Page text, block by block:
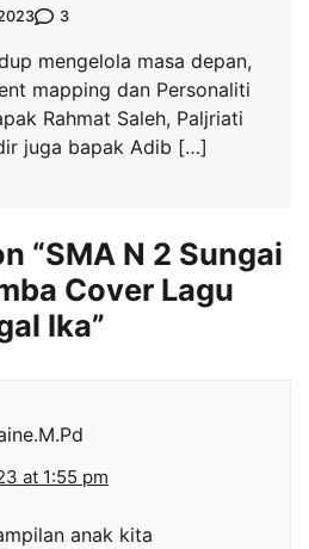
3
mengelola masa depan,
mapping dan Personaliti
Rahmat Saleh, Paljriati
juga bapak Adib […]
“SMA N 2 Sungai
Cover Lagu
Ika”
at 1:55 pm
anak kita